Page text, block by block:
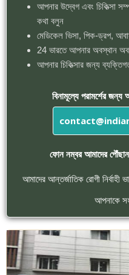
আপনার উদ্বেগ এবং চিকিত্সা
কথা বলুন
মেডিকেল ভিসা, পিক-ড্রপ,
24 ভারতে আপনার অবস্থান
আপনার চিকিত্সার জন্য
বিনামূল্যে পরামর্শের
ফোন নম্বর আমাদের পৌঁছান
আমাদের আন্তর্জাতিক রোগী নির্বাহী
আপনাকে